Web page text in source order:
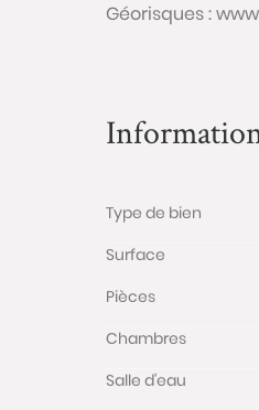
Géorisques :
Type de bien
Surface
Pièces
Chambres
Salle d'eau